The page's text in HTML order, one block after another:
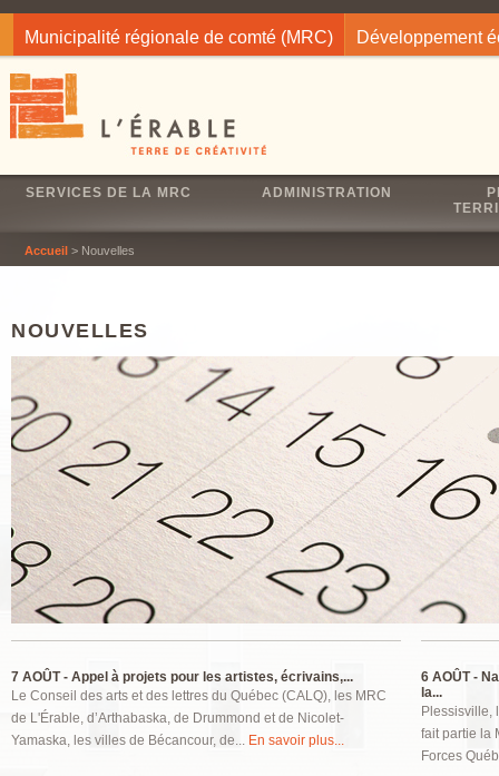
Municipalité régionale de comté (MRC) Développement
SERVICES DE LA MRC ADMINISTRATION
Accueil > Nouvelles
NOUVELLES
7 AOÛT - Appel à projets pour les artistes, écrivains,...
Le Conseil des arts et des lettres du Québec (CALQ), les MRC
de L'Érable, d’Arthabaska, de Drummond et de Nicolet-
Yamaska, les villes de Bécancour, de... En savoir plus...
6 AOÛT -
la...
Plessisville,
fait partie la
Forces
Pages